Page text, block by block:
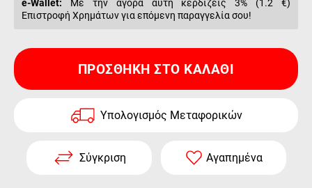
e-Wallet: Με την αγορά αυτή κερδίζεις 3% (1.2 €)
Επιστροφή Χρημάτων για επόμενη παραγγελία σου!
ΠΡΟΣΘΉΚΗ ΣΤΟ ΚΑΛΆΘΙ
Υπολογισμός Μεταφορικών
Σύγκριση Αγαπημένα